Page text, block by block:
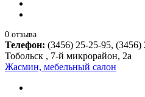
0 отзыва
Телефон: (3456) 25-25-95, (3456)
Тобольск , 7-й микрорайон, 2а
Жасмин, мебельный салон